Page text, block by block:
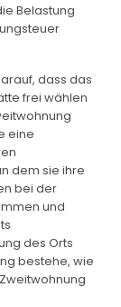
Belastung
dass das
frei wählen
eine
dem sie ihre
bei der
und
des Orts
bestehe, wie